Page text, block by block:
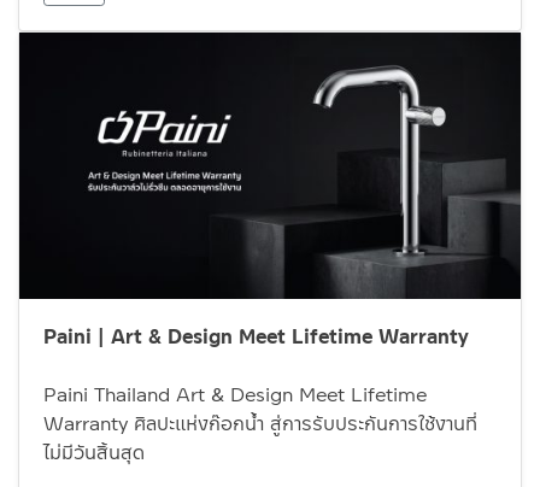
Paini | Art & Design Meet Lifetime Warranty
Paini Thailand Art & Design Meet Lifetime
Warranty ศิลปะแห่งก๊อกน้ำ สู่การรับประกันการใช้งานที่
ไม่มีวันสิ้นสุด